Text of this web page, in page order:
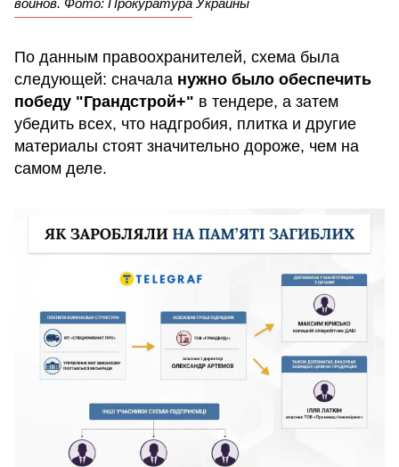
По данным правоохранителей, схема была
следующей: сначала нужно было обеспечить
победу "Грандстрой+" в тендере, а затем
убедить всех, что надгробия, плитка и другие
материалы стоят значительно дороже, чем на
самом деле.